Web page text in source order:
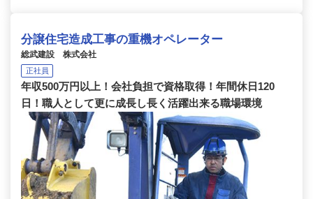
分譲住宅造成工事の重機オペレーター
総武建設 株式会社
正社員
年収500万円以上！会社負担で資格取得！年間休日120
日！職人として更に成長し長く活躍出来る職場環境